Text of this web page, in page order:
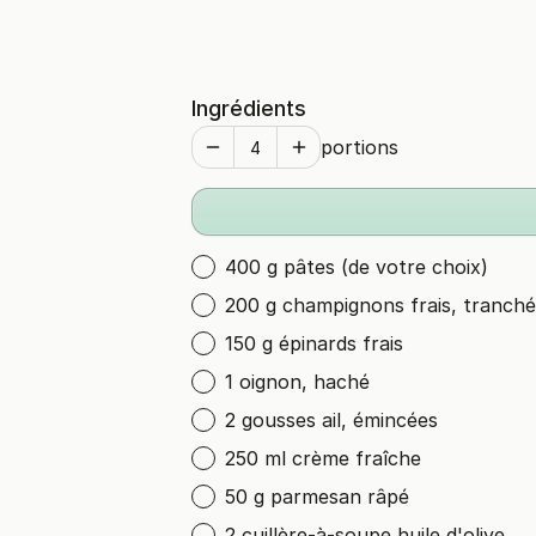
Ingrédients
portions
400 g pâtes (de votre choix)
200 g champignons frais,
150 g épinards frais
1 oignon, haché
2 gousses ail, émincées
250 ml crème fraîche
50 g parmesan râpé